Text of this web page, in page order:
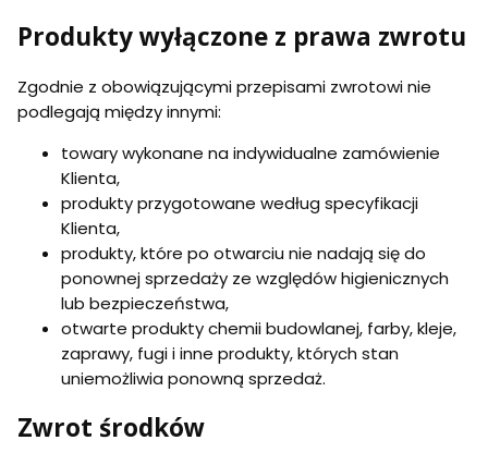
Produkty wyłączone z prawa zwrotu
Zgodnie z obowiązującymi przepisami zwrotowi nie
podlegają między innymi:
towary wykonane na indywidualne zamówienie
Klienta,
produkty przygotowane według specyfikacji
Klienta,
produkty, które po otwarciu nie nadają się do
ponownej sprzedaży ze względów higienicznych
lub bezpieczeństwa,
otwarte produkty chemii budowlanej, farby, kleje,
zaprawy, fugi i inne produkty, których stan
uniemożliwia ponowną sprzedaż.
Zwrot środków